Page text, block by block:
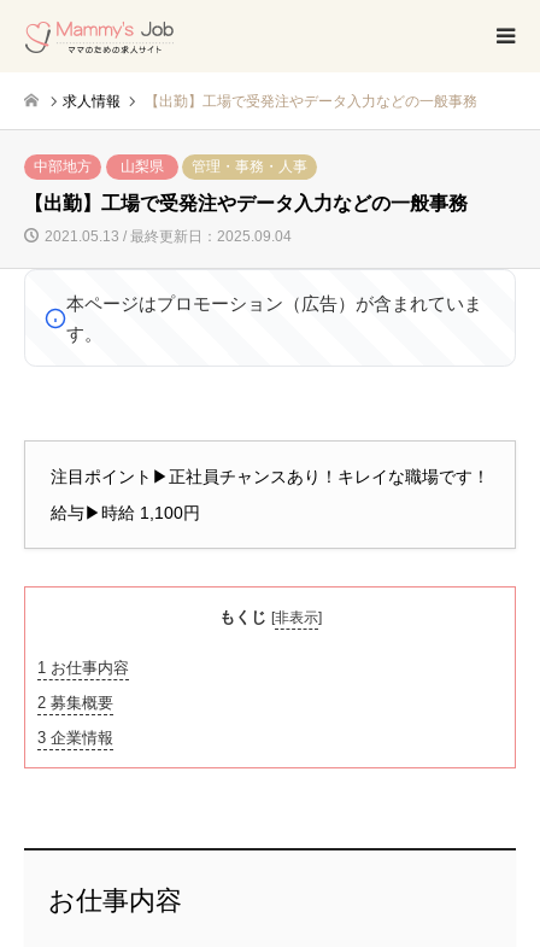
求人情報 【出勤】工場で受発注やデータ入力などの一般事務
中部地方 山梨県 管理・事務・人事
【出勤】工場で受発注やデータ入力などの一般事務
2021.05.13 / 最終更新日：2025.09.04
本ページはプロモーション（広告）が含まれていま
す。
注目ポイント▶正社員チャンスあり！キレイな職場です！
給与▶時給 1,100円
もくじ [非表示]
1 お仕事内容
2 募集概要
3 企業情報
お仕事内容